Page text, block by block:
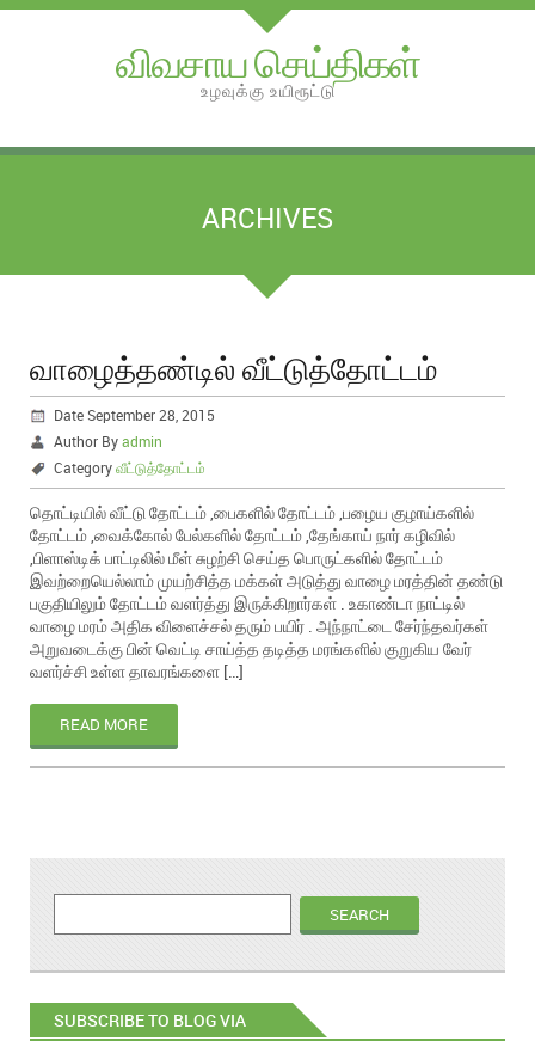
விவசாய செய்திகள்
உழவுக்கு உயிரூட்டு
ARCHIVES
வாழைத்தண்டில் வீட்டுத்தோட்டம்
Date September 28, 2015
Author Byadmin
Categoryவீட்டுத்தோட்டம்
தொட்டியில் வீட்டு தோட்டம் ,பைகளில் தோட்டம் ,பழைய குழாய்களில்
தோட்டம் ,வைக்கோல் பேல்களில் தோட்டம் ,தேங்காய் நார் கழிவில்
,பிளாஸ்டிக் பாட்டிலில் மீள் சுழற்சி செய்த பொருட்களில் தோட்டம்
இவற்றையெல்லாம் முயற்சித்த மக்கள் அடுத்து வாழை மரத்தின் தண்டு
பகுதியிலும் தோட்டம் வளர்த்து இருக்கிறார்கள் . உகாண்டா நாட்டில்
வாழை மரம் அதிக விளைச்சல் தரும் பயிர் . அந்நாட்டை சேர்ந்தவர்கள்
அறுவடைக்கு பின் வெட்டி சாய்த்த தடித்த மரங்களில் குறுகிய வேர்
வளர்ச்சி உள்ள தாவரங்களை […]
READ MORE
SUBSCRIBE TO BLOG VIA